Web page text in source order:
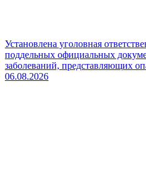
Установлена уголовная
поддельных официальных
заболеваний, представляющих
06.08.2026